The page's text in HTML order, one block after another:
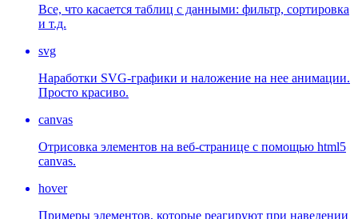
Все, что касается таблиц с данными: фильтр, сортировка
и т.д.
svg
Наработки SVG-графики и наложение на нее анимации.
Просто красиво.
canvas
Отрисовка элементов на веб-странице с помощью html5
canvas.
hover
Примеры элементов, которые реагируют при наведении